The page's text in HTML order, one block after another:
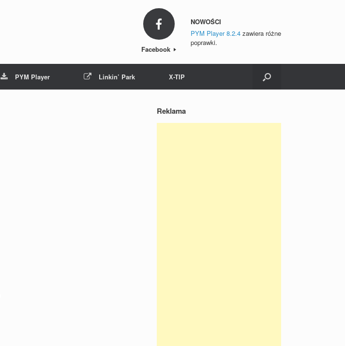
Facebook
NOWOŚCI
PYM Player 8.2.4 zawiera różne
poprawki.
PYM Player Linkin’ Park X-TIP
Reklama